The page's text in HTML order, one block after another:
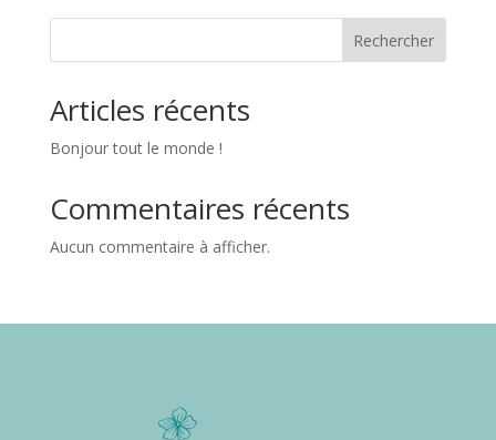
20,00 €
Rechercher
Articles récents
Bonjour tout le monde !
Commentaires récents
Aucun commentaire à afficher.